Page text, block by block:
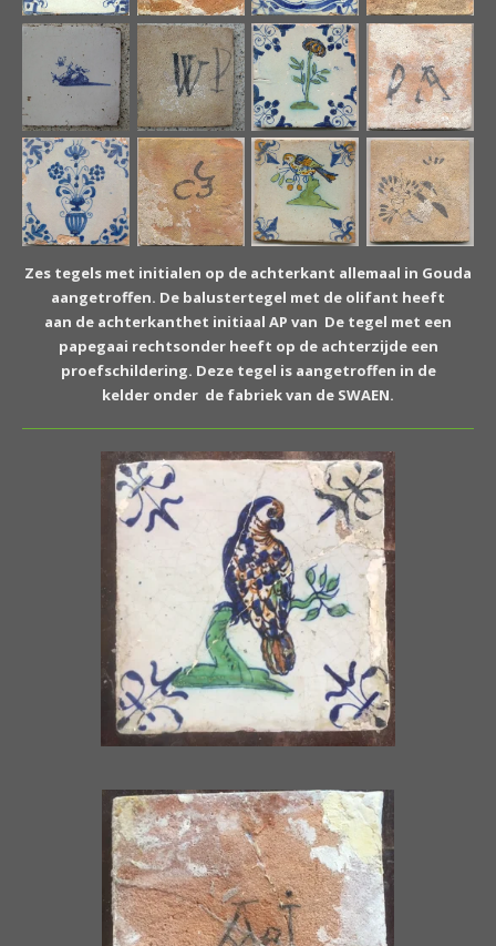
Zes tegels met initialen op de achterkant allemaal in Gouda
aangetroffen. De balustertegel met de olifant heeft
aan de achterkanthet initiaal AP van De tegel met een
papegaai rechtsonder heeft op de achterzijde een
proefschildering. Deze tegel is aangetroffen in de
kelder onder de fabriek van de SWAEN.